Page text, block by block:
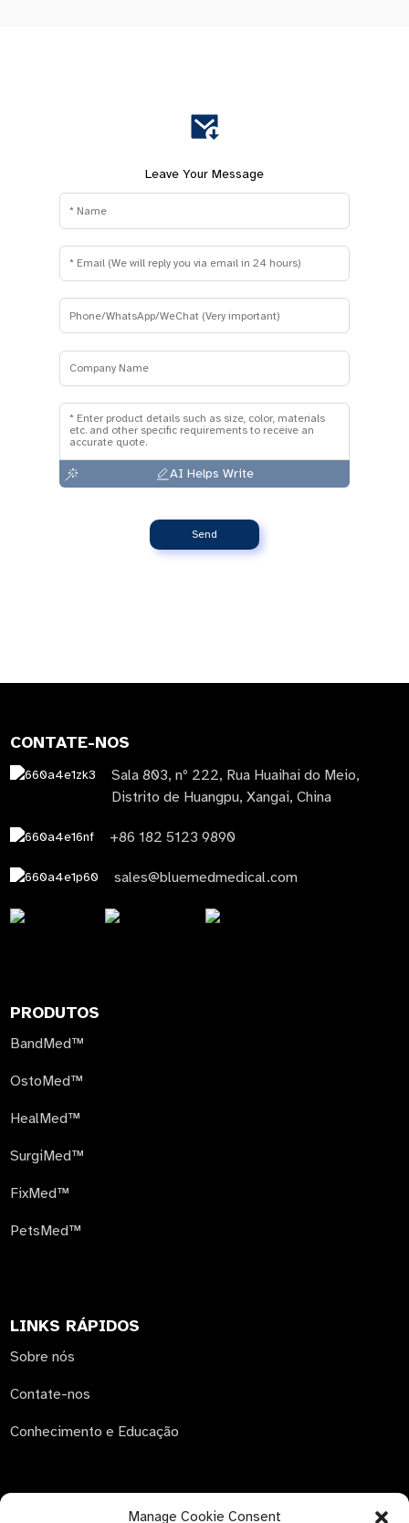
Leave Your Message
AI Helps Write
Send
CONTATE-NOS
Sala 803, nº 222, Rua Huaihai do Meio,
Distrito de Huangpu, Xangai, China
+86 182 5123 9890
sales@bluemedmedical.com
PRODUTOS
BandMed™
OstoMed™
HealMed™
SurgiMed™
FixMed™
PetsMed™
LINKS RÁPIDOS
Sobre nós
Contate-nos
Conhecimento e Educação
Manage Cookie Consent